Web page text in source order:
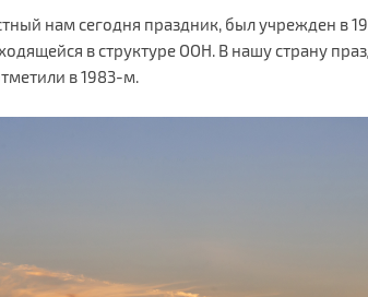
нам сегодня праздник, был учрежден в
в структуре ООН. В нашу страну
в 1983-м.